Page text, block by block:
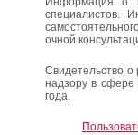
специалистов.
очной
Свидетельство
надзору в сфере
года.